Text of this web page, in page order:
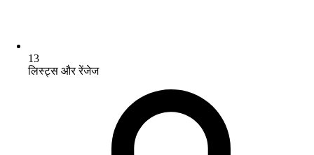
13
लिस्ट्स और रेंजेज